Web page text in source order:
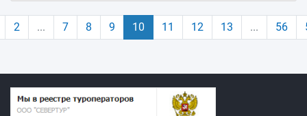
2 ... 7 8 9 10 11 12 13 ... 56